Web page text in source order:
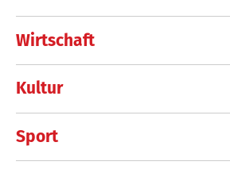
Wirtschaft
Kultur
Sport